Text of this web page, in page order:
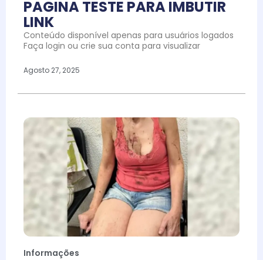
PAGINA TESTE PARA IMBUTIR
LINK
Conteúdo disponível apenas para usuários logados
Faça login ou crie sua conta para visualizar
Agosto 27, 2025
Informações